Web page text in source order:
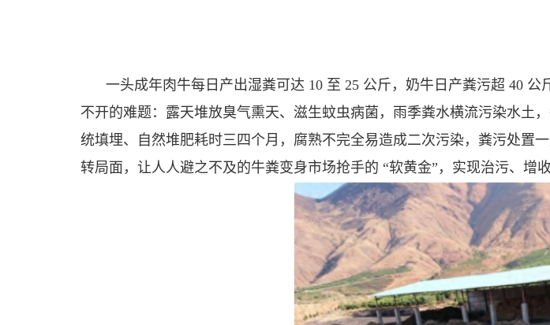
一头成年肉牛每日产出湿粪可达 10 至 25 公斤，奶牛日产粪污超 40
不开的难题：露天堆放臭气熏天、滋生蚊虫病菌，雨季粪水横流污染水土
统填埋、自然堆肥耗时三四个月，腐熟不完全易造成二次污染，粪污处置
转局面，让人人避之不及的牛粪变身市场抢手的 “软黄金”，实现治污、增